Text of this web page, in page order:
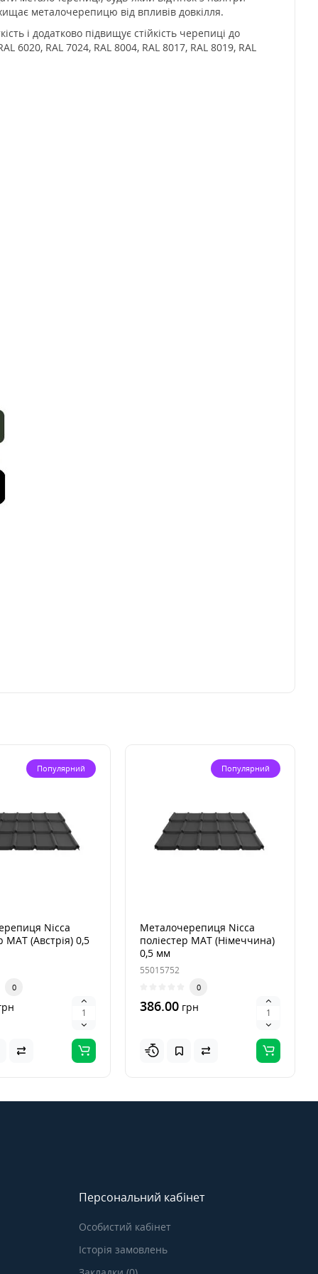
металочерепицю від впливів довкілля.
і додатково підвищує стійкість черепиці до
6020, RAL 7024, RAL 8004, RAL 8017, RAL 8019, RAL
Популярний
Nicca
MAT (Австрія) 0,5
0
Популярний
Металочерепиця Nicca
поліестер MAT (Німеччина)
0,5 мм
55015752
0
386.00 грн
Персональний кабінет
Особистий кабінет
Історія замовлень